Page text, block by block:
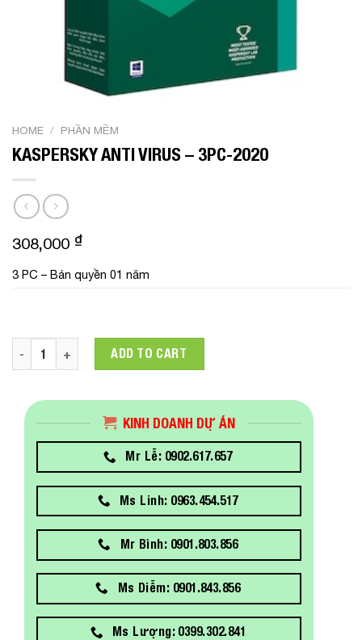
HOME / PHẦN MỀM
KASPERSKY ANTI VIRUS – 3PC-2020
308,000 ₫
3 PC – Bản quyền 01 năm
KASPERSKY ANTI VIRUS - 3PC-2020 quantity
ADD TO CART
KINH DOANH DỰ ÁN
Mr Lễ: 0902.617.657
Ms Linh: 0963.454.517
Mr Bình: 0901.803.856
Ms Diễm: 0901.843.856
Ms Lượng: 0399.302.841